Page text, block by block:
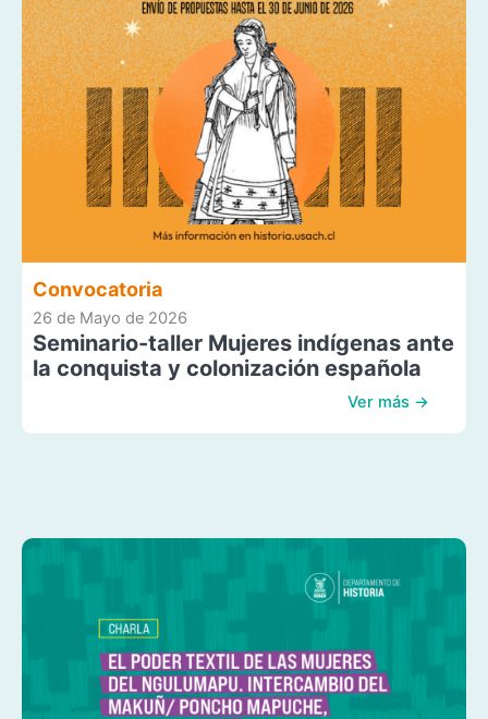
Convocatoria
26 de Mayo de 2026
Seminario-taller Mujeres indígenas ante
la conquista y colonización española
Ver más →